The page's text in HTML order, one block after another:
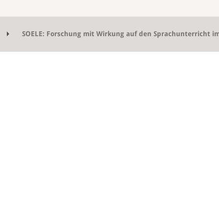
SOELE: Forschung mit Wirkung auf den Sprachunterricht